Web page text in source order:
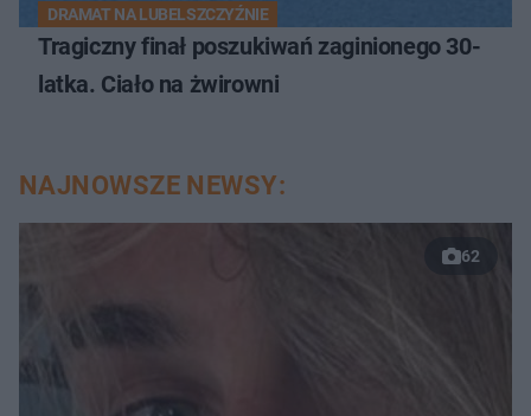
DRAMAT NA LUBELSZCZYŹNIE
Tragiczny finał poszukiwań zaginionego 30-
latka. Ciało na żwirowni
NAJNOWSZE NEWSY:
62